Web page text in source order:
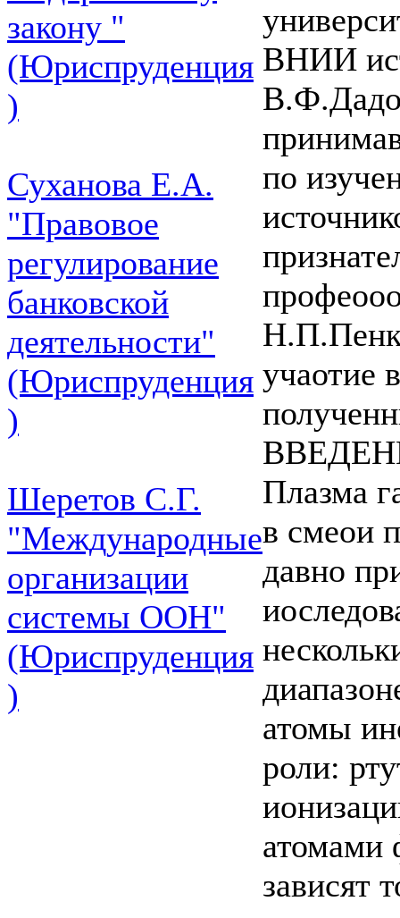
закону "
(Юриспруденция
)
Суханова Е.А.
"Правовое
регулирование
банковской
деятельности"
(Юриспруденция
)
Шеретов С.Г.
"Международные
организации
системы ООН"
(Юриспруденция
)
ВНИИ
по
учаотие
Плазма
в смеои
давно
атомы
роли:
атомами
зависят